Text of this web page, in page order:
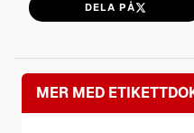
DELA PÅ
MER MED